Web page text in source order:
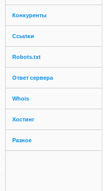
Конкуренты
Ссылки
Robots.txt
Ответ сервера
Whois
Хостинг
Разное